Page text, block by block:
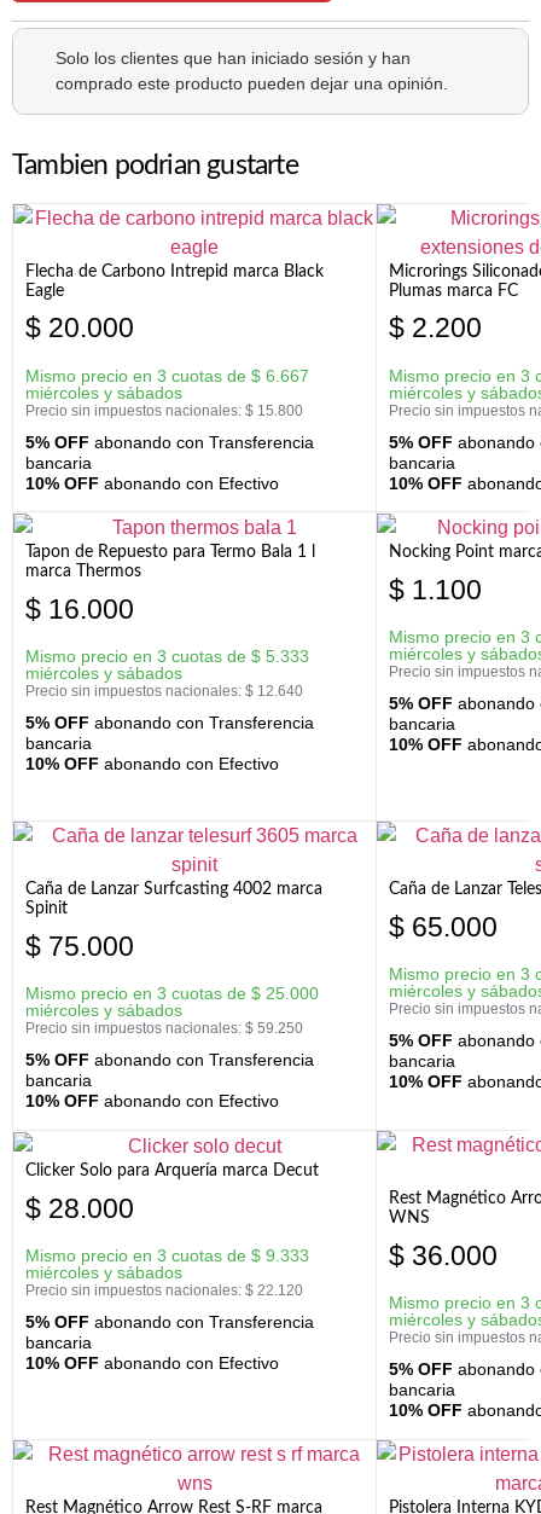
Solo los clientes que han iniciado sesión y han
comprado este producto pueden dejar una opinión.
Tambien podrian gustarte
Flecha de Carbono Intrepid marca Black
Eagle
$ 20.000
Mismo precio en 3 cuotas de $ 6.667
miércoles y sábados
Precio sin impuestos nacionales: $ 15.800
5% OFF abonando con Transferencia
bancaria
10% OFF abonando con Efectivo
Microrings
Plumas marca FC
$ 2.200
Mismo precio en 3
miércoles y
Precio sin impuestos
5% OFF abonando
bancaria
10% OFF
Tapon de Repuesto para Termo Bala 1 l
marca Thermos
$ 16.000
Mismo precio en 3 cuotas de $ 5.333
miércoles y sábados
Precio sin impuestos nacionales: $ 12.640
5% OFF abonando con Transferencia
bancaria
10% OFF abonando con Efectivo
Nocking Point
$ 1.100
Mismo precio en 3
miércoles y
Precio sin impuestos
5% OFF abonando
bancaria
10% OFF
Caña de Lanzar Surfcasting 4002 marca
Spinit
$ 75.000
Mismo precio en 3 cuotas de $ 25.000
miércoles y sábados
Precio sin impuestos nacionales: $ 59.250
5% OFF abonando con Transferencia
bancaria
10% OFF abonando con Efectivo
Caña de Lanzar
$ 65.000
Mismo precio en 3
miércoles y
Precio sin impuestos
5% OFF abonando
bancaria
10% OFF
Clicker Solo para Arquería marca Decut
$ 28.000
Mismo precio en 3 cuotas de $ 9.333
miércoles y sábados
Precio sin impuestos nacionales: $ 22.120
5% OFF abonando con Transferencia
bancaria
10% OFF abonando con Efectivo
Rest Magnético
WNS
$ 36.000
Mismo precio en 3
miércoles y
Precio sin impuestos
5% OFF abonando
bancaria
10% OFF
Rest Magnético Arrow Rest S-RF marca Pistolera Interna